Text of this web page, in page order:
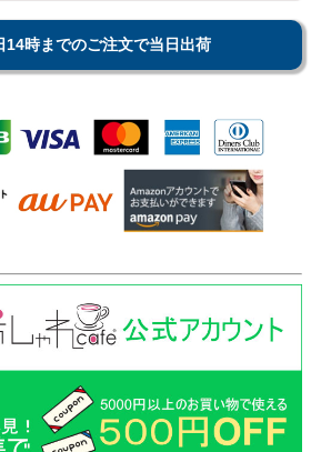
14時までのご注文で当日出荷